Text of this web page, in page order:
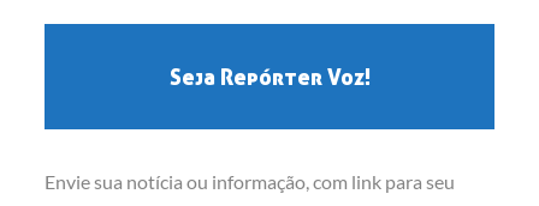
Seja Repórter Voz!
Envie sua notícia ou informação, com link para seu